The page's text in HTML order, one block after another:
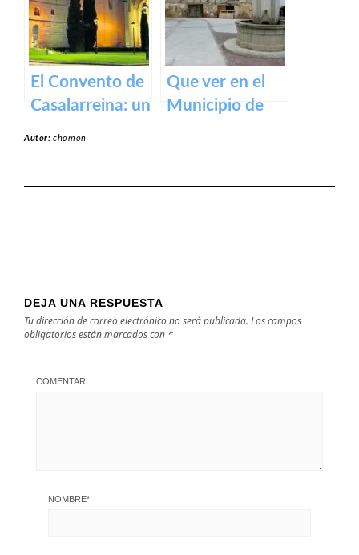
El Convento de
Casalarreina: un
Que ver en el
Municipio de
Autor:chomon
DEJA UNA RESPUESTA
Tu dirección de correo electrónico no será publicada. Los campos
obligatorios están marcados con *
COMENTAR
NOMBRE*